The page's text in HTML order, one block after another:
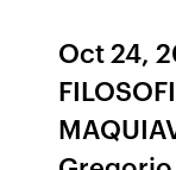
Oct 24,